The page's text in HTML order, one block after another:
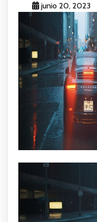
junio 20, 2023